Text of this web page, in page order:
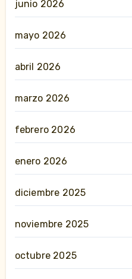
junio 2026
mayo 2026
abril 2026
marzo 2026
febrero 2026
enero 2026
diciembre 2025
noviembre 2025
octubre 2025